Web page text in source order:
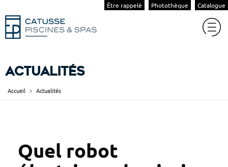
Être rappelé Photothèque Catalogue
Actualités
Accueil Actualités
Quel robot